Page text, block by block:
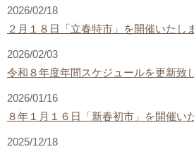
2026/02/18
２月１８日「立春特市」を開催いたし
2026/02/03
令和８年度年間スケジュールを更新致
2026/01/16
８年１月１６日「新春初市」を開催い
2025/12/18